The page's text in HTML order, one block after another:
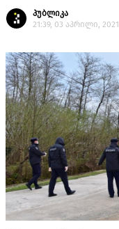
პუბლიკა
21:39, 03 აპრილი, 2021